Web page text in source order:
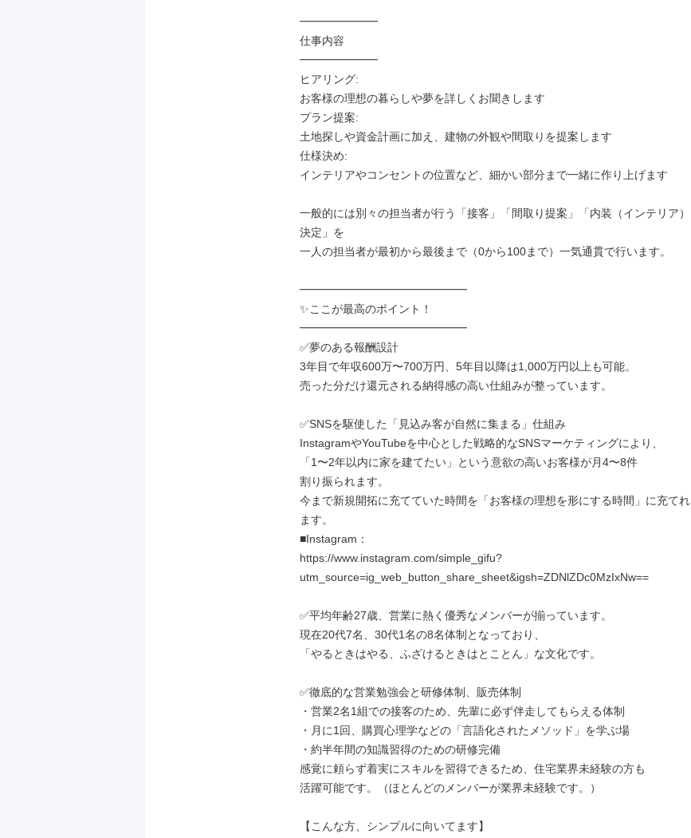
━━━━━━━
仕事内容
━━━━━━━
ヒアリング:
お客様の理想の暮らしや夢を詳しくお聞きします
プラン提案:
土地探しや資金計画に加え、建物の外観や間取りを提案します
仕様決め:
インテリアやコンセントの位置など、細かい部分まで一緒に作り上げます
一般的には別々の担当者が行う「接客」「間取り提案」「内装（インテリア）
決定」を
一人の担当者が最初から最後まで（0から100まで）一気通貫で行います。
━━━━━━━━━━━━━━━
✨ここが最高のポイント！
━━━━━━━━━━━━━━━
✅夢のある報酬設計
3年目で年収600万〜700万円、5年目以降は1,000万円以上も可能。
売った分だけ還元される納得感の高い仕組みが整っています。
✅SNSを駆使した「見込み客が自然に集まる」仕組み
InstagramやYouTubeを中心とした戦略的なSNSマーケティングにより、
「1〜2年以内に家を建てたい」という意欲の高いお客様が月4〜8件
割り振られます。
今まで新規開拓に充てていた時間を「お客様の理想を形にする時間」に充てれ
ます。
■Instagram：
https://www.instagram.com/simple_gifu?
utm_source=ig_web_button_share_sheet&igsh=ZDNlZDc0MzIxNw==
✅平均年齢27歳、営業に熱く優秀なメンバーが揃っています。
現在20代7名、30代1名の8名体制となっており、
「やるときはやる、ふざけるときはとことん」な文化です。
✅徹底的な営業勉強会と研修体制、販売体制
・営業2名1組での接客のため、先輩に必ず伴走してもらえる体制
・月に1回、購買心理学などの「言語化されたメソッド」を学ぶ場
・約半年間の知識習得のための研修完備
感覚に頼らず着実にスキルを習得できるため、住宅業界未経験の方も
活躍可能です。（ほとんどのメンバーが業界未経験です。）
【こんな方、シンプルに向いてます】